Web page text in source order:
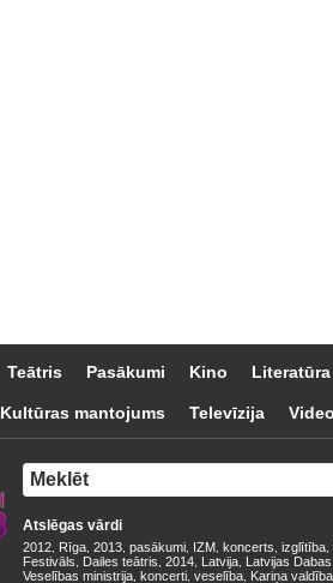
Teātris Pasākumi Kino Literatūra
Kultūras mantojums Televīzija Video
Atslēgas vārdi
2012 Rīga 2013 pasākumi IZM koncerts izglītība
Festivāls Dailes teātris 2014 Latvija Latvijas
Veselības ministrija koncerti veselība Kariņa valdība